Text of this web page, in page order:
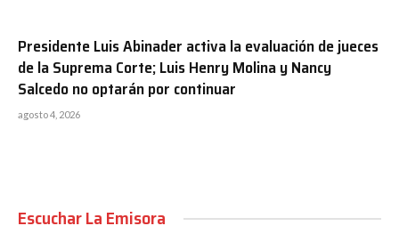
Presidente Luis Abinader activa la evaluación de jueces
de la Suprema Corte; Luis Henry Molina y Nancy
Salcedo no optarán por continuar
agosto 4, 2026
Escuchar La Emisora